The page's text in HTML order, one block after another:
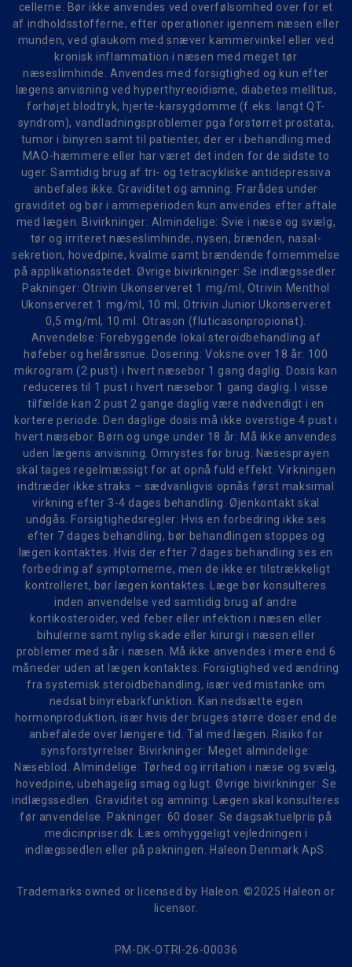
cellerne. Bør ikke anvendes ved overfølsomhed over for et
af indholdsstofferne, efter operationer igennem næsen eller
munden, ved glaukom med snæver kammervinkel eller ved
kronisk inflammation i næsen med meget tør
næseslimhinde. Anvendes med forsigtighed og kun efter
lægens anvisning ved hyperthyreoidisme, diabetes mellitus,
forhøjet blodtryk, hjerte-karsygdomme (f.eks. langt QT-
syndrom), vandladningsproblemer pga forstørret prostata,
tumor i binyren samt til patienter, der er i behandling med
MAO-hæmmere eller har været det inden for de sidste to
uger. Samtidig brug af tri- og tetracykliske antidepressiva
anbefales ikke. Graviditet og amning: Frarådes under
graviditet og bør i ammeperioden kun anvendes efter aftale
med lægen. Bivirkninger: Almindelige: Svie i næse og svælg,
tør og irriteret næseslimhinde, nysen, brænden, nasal-
sekretion, hovedpine, kvalme samt brændende fornemmelse
på applikationsstedet. Øvrige bivirkninger: Se indlægssedler.
Pakninger: Otrivin Ukonserveret 1 mg/ml, Otrivin Menthol
Ukonserveret 1 mg/ml, 10 ml; Otrivin Junior Ukonserveret
0,5 mg/ml, 10 ml. Otrason (fluticasonpropionat).
Anvendelse: Forebyggende lokal steroidbehandling af
høfeber og helårssnue. Dosering: Voksne over 18 år: 100
mikrogram (2 pust) i hvert næsebor 1 gang daglig. Dosis kan
reduceres til 1 pust i hvert næsebor 1 gang daglig. I visse
tilfælde kan 2 pust 2 gange daglig være nødvendigt i en
kortere periode. Den daglige dosis må ikke overstige 4 pust i
hvert næsebor. Børn og unge under 18 år: Må ikke anvendes
uden lægens anvisning. Omrystes før brug. Næsesprayen
skal tages regelmæssigt for at opnå fuld effekt. Virkningen
indtræder ikke straks – sædvanligvis opnås først maksimal
virkning efter 3-4 dages behandling. Øjenkontakt skal
undgås. Forsigtighedsregler: Hvis en forbedring ikke ses
efter 7 dages behandling, bør behandlingen stoppes og
lægen kontaktes. Hvis der efter 7 dages behandling ses en
forbedring af symptomerne, men de ikke er tilstrækkeligt
kontrolleret, bør lægen kontaktes. Læge bør konsulteres
inden anvendelse ved samtidig brug af andre
kortikosteroider, ved feber eller infektion i næsen eller
bihulerne samt nylig skade eller kirurgi i næsen eller
problemer med sår i næsen. Må ikke anvendes i mere end 6
måneder uden at lægen kontaktes. Forsigtighed ved ændring
fra systemisk steroidbehandling, især ved mistanke om
nedsat binyrebarkfunktion. Kan nedsætte egen
hormonproduktion, især hvis der bruges større doser end de
anbefalede over længere tid. Tal med lægen. Risiko for
synsforstyrrelser. Bivirkninger: Meget almindelige:
Næseblod. Almindelige: Tørhed og irritation i næse og svælg,
hovedpine, ubehagelig smag og lugt. Øvrige bivirkninger: Se
indlægssedlen. Graviditet og amning: Lægen skal konsulteres
før anvendelse. Pakninger: 60 doser. Se dagsaktuelpris på
medicinpriser.dk. Læs omhyggeligt vejledningen i
indlægssedlen eller på pakningen. Haleon Denmark ApS.
Trademarks owned or licensed by Haleon. ©2025 Haleon or
licensor.
PM-DK-OTRI-26-00036